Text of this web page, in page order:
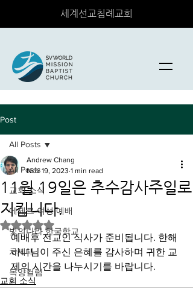
세계선교침례교회
Post
All Posts
교회 소식
에제르 여성 예배
빛의나라 한국학교
차세대
목양컬럼
All Posts
11월 19일은 추수감사주일로
지킵니다.
Andrew Chang
Nov 19, 2023 1 min read
Rated NaN out of 5 stars.
예배후 전교인 식사가 준비됩니다. 한해
하나님이 주신 은혜를 감사하며 귀한 교
제의 시간을 나누시기를 바랍니다.
교회 소식